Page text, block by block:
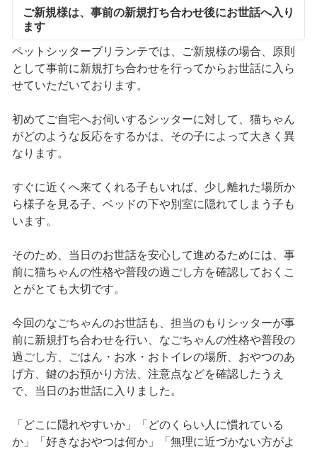
ご新規様は、事前の新規打ち合わせ後にお世話へ入り
ます
ペットシッターブリランテでは、ご新規様の場合、原則
として事前に新規打ち合わせを行ってからお世話に入ら
せていただいております。
初めてご自宅へお伺いするシッターに対して、猫ちゃん
がどのような反応をするかは、その子によって大きく異
なります。
すぐに近くへ来てくれる子もいれば、少し離れた場所か
ら様子を見る子、ベッドの下や別室に隠れてしまう子も
います。
そのため、当日のお世話を安心して進めるためには、事
前に猫ちゃんの性格や普段の過ごし方を確認しておくこ
とがとても大切です。
今回のなごちゃんのお世話も、担当のもりシッターが事
前に新規打ち合わせを行い、なごちゃんの性格や普段の
過ごし方、ごはん・お水・おトイレの場所、おやつのあ
げ方、鍵のお預かり方法、注意点などを確認したうえ
で、当日のお世話に入りました。
「どこに隠れやすいか」「どのくらい人に慣れている
か」「好きなおやつは何か」「無理に近づかない方がよ